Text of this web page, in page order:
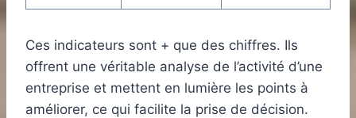
Ces indicateurs sont + que des chiffres. Ils
offrent une véritable analyse de l’activité d’une
entreprise et mettent en lumière les points à
améliorer, ce qui facilite la prise de décision.